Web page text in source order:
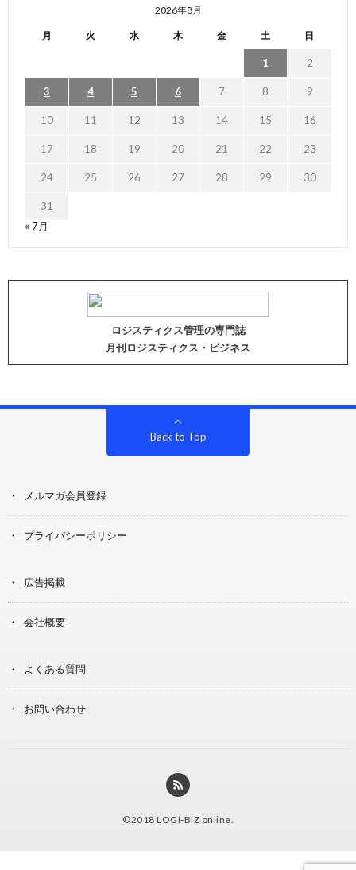
2026年8月
月 火 水 木 金 土 日
1 2
3 4 5 6 7 8 9
10 11 12 13 14 15 16
17 18 19 20 21 22 23
24 25 26 27 28 29 30
31
« 7月
ロジスティクス管理の専門誌
月刊ロジスティクス・ビジネス
Back to Top
メルマガ会員登録
プライバシーポリシー
広告掲載
会社概要
よくある質問
お問い合わせ
©2018 LOGI-BIZ online.